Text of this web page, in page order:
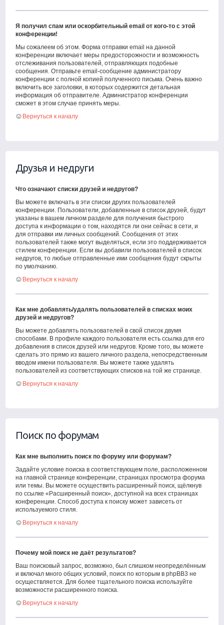
Я получил спам или оскорбительный email от кого-то с этой
конференции!
Мы сожалеем об этом. Форма отправки email на данной
конференции включает меры предосторожности и возможность
отслеживания пользователей, отправляющих подобные
сообщения. Отправьте email-сообщение администратору
конференции с полной копией полученного письма. Очень важно
включить все заголовки, в которых содержится детальная
информация об отправителе. Администратор конференции
сможет в этом случае принять меры.
Вернуться к началу
Друзья и недруги
Что означают списки друзей и недругов?
Вы можете включать в эти списки других пользователей
конференции. Пользователи, добавленные в список друзей, будут
указаны в вашем личном разделе для получения быстрого
доступа к информации о том, находятся ли они сейчас в сети, и
для отправки им личных сообщений. Сообщения от этих
пользователей также могут выделяться, если это поддерживается
стилем конференции. Если вы добавили пользователей в список
недругов, то любые отправленные ими сообщения будут скрыты
по умолчанию.
Вернуться к началу
Как мне добавлять/удалять пользователей в списках моих
друзей и недругов?
Вы можете добавлять пользователей в свой список двумя
способами. В профиле каждого пользователя есть ссылка для его
добавления в список друзей или недругов. Кроме того, вы можете
сделать это прямо из вашего личного раздела, непосредственным
вводом имени пользователя. Вы можете также удалять
пользователей из соответствующих списков на той же странице.
Вернуться к началу
Поиск по форумам
Как мне выполнить поиск по форуму или форумам?
Задайте условие поиска в соответствующем поле, расположенном
на главной странице конференции, страницах просмотра форума
или темы. Вы можете осуществить расширенный поиск, щёлкнув
по ссылке «Расширенный поиск», доступной на всех страницах
конференции. Способ доступа к поиску может зависеть от
используемого стиля.
Вернуться к началу
Почему мой поиск не даёт результатов?
Ваш поисковый запрос, возможно, был слишком неопределённым
и включал много общих условий, поиск по которым в phpBB3 не
осуществляется. Для более тщательного поиска используйте
возможности расширенного поиска.
Вернуться к началу